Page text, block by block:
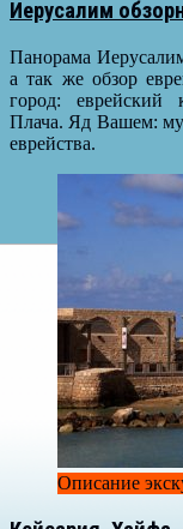
Иерусалим
Панорама
а так же обзор
город: еврейский
Плача. Яд Вашем:
еврейства.
Описание